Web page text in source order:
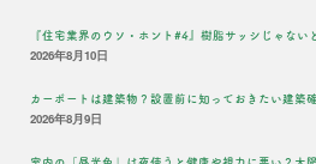
『住宅業界のウソ・ホント#4』樹脂サッシじゃない
2026年8月10日
カーポートは建築物？設置前に知っておきたい建築
2026年8月9日